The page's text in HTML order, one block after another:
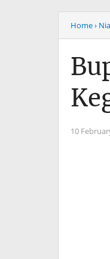
Home›
10